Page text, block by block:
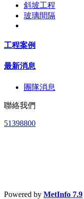
斜坡工程
玻璃間隔
工程案例
最新消息
團隊消息
聯絡我們
51398800
Powered by MetInfo 7.9